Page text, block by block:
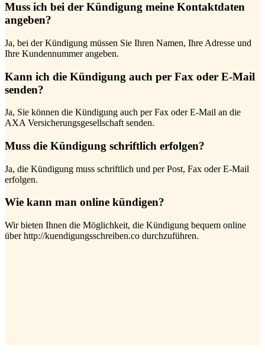
Muss ich bei der Kündigung meine Kontaktdaten
angeben?
Ja, bei der Kündigung müssen Sie Ihren Namen, Ihre Adresse und
Ihre Kundennummer angeben.
Kann ich die Kündigung auch per Fax oder E-Mail
senden?
Ja, Sie können die Kündigung auch per Fax oder E-Mail an die
AXA Versicherungsgesellschaft senden.
Muss die Kündigung schriftlich erfolgen?
Ja, die Kündigung muss schriftlich und per Post, Fax oder E-Mail
erfolgen.
Wie kann man online kündigen?
Wir bieten Ihnen die Möglichkeit, die Kündigung bequem online
über http://kuendigungsschreiben.co durchzuführen.